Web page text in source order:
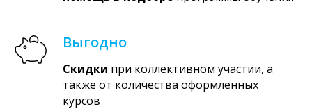
Выгодно
Скидки при коллективном участии, а
также от количества оформленных
курсов